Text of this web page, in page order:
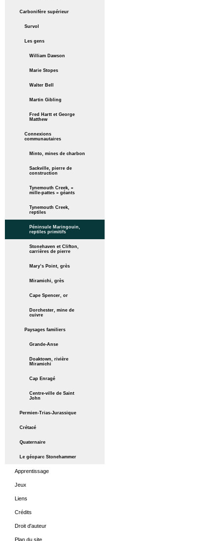
Carbonifère supérieur
Survol
Les gens
William Dawson
Marie Stopes
Walter Bell
Martin Gibling
Fred Hartt et George
Matthew
Connexions
communautaires
Minto, mines de charbon
Sackville, pierre de
construction
Tynemouth Creek, «
mille-pattes » géants
Tynemouth Creek,
reptiles
Péninsule Maringouin,
reptiles primitifs
Stonehaven et Clifton,
carrières de pierre
Mary’s Point, grès
Miramichi, grès
Cape Spencer, or
Dorchester, mine de
cuivre
Paysages familiers
Grande-Anse
Doaktown, rivière
Miramichi
Cap Enragé
Centre-ville de Saint
John
Permien-Trias-Jurassique
Crétacé
Quaternaire
Le géoparc Stonehammer
Apprentissage
Jeux
Liens
Crédits
Droit d'auteur
Plan du site